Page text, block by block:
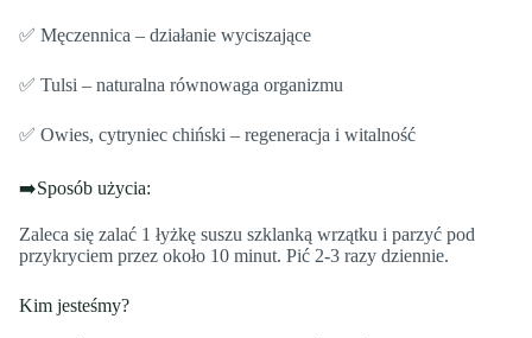
✅ Męczennica – działanie wyciszające
✅ Tulsi – naturalna równowaga organizmu
✅ Owies, cytryniec chiński – regeneracja i witalność
➡️Sposób użycia:
Zaleca się zalać 1 łyżkę suszu szklanką wrzątku i parzyć pod
przykryciem przez około 10 minut. Pić 2-3 razy dziennie.
Kim jesteśmy?